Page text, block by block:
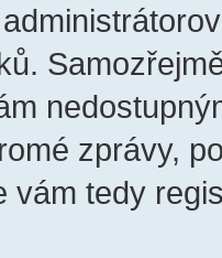
zprávy,
vám tedy